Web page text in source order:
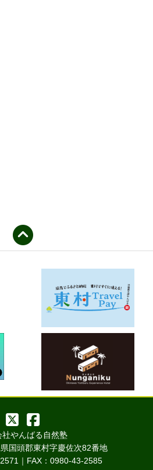
社やんばる自然塾
国頭郡東村字慶佐次82番地
｜FAX：0980-43-2585